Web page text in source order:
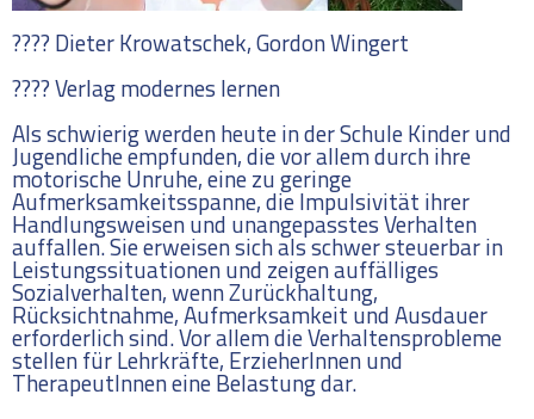
???? Dieter Krowatschek, Gordon Wingert
???? Verlag modernes lernen
Als schwierig werden heute in der Schule Kinder und
Jugendliche empfunden, die vor allem durch ihre
motorische Unruhe, eine zu geringe
Aufmerksamkeitsspanne, die Impulsivität ihrer
Handlungsweisen und unangepasstes Verhalten
auffallen. Sie erweisen sich als schwer steuerbar in
Leistungssituationen und zeigen auffälliges
Sozialverhalten, wenn Zurückhaltung,
Rücksichtnahme, Aufmerksamkeit und Ausdauer
erforderlich sind. Vor allem die Verhaltensprobleme
stellen für Lehrkräfte, ErzieherInnen und
TherapeutInnen eine Belastung dar.